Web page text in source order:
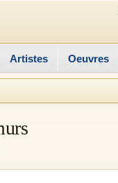
Artistes Oeuvres